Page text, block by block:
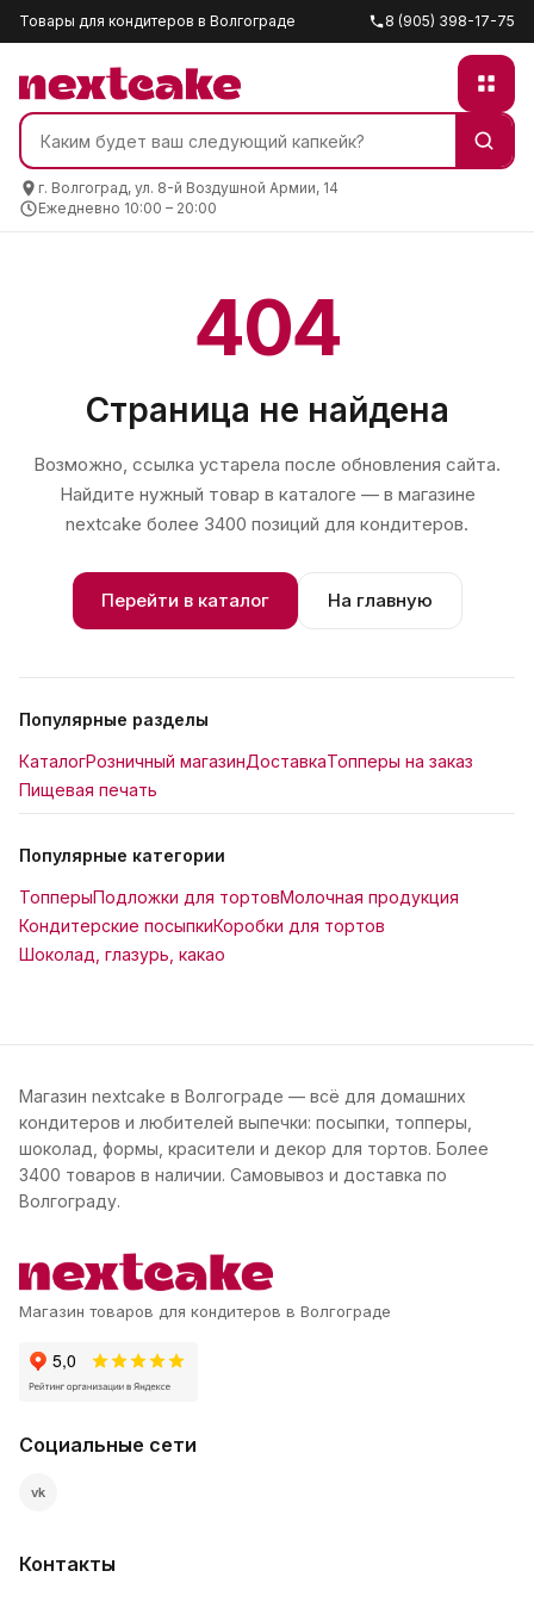
Товары для кондитеров в Волгограде 8 (905) 398-17-75
г. Волгоград, ул. 8-й Воздушной Армии, 14
Ежедневно 10:00 – 20:00
404
Страница не найдена
Возможно, ссылка устарела после обновления сайта.
Найдите нужный товар в каталоге — в магазине
nextcake более 3400 позиций для кондитеров.
Перейти в каталог На главную
Популярные разделы
КаталогРозничный магазинДоставкаТопперы на заказ
Пищевая печать
Популярные категории
ТопперыПодложки для тортовМолочная продукция
Кондитерские посыпкиКоробки для тортов
Шоколад, глазурь, какао
Магазин nextcake в Волгограде — всё для домашних
кондитеров и любителей выпечки: посыпки, топперы,
шоколад, формы, красители и декор для тортов. Более
3400 товаров в наличии. Самовывоз и доставка по
Волгограду.
Магазин товаров для кондитеров в Волгограде
Социальные сети
vk
Контакты